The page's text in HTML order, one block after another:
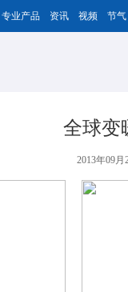
专业产品 资讯 视频 节气
全球变
2013年09月